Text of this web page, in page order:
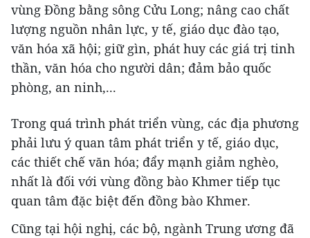
vùng Đồng bằng sông Cửu Long; nâng cao chất
lượng nguồn nhân lực, y tế, giáo dục đào tạo,
văn hóa xã hội; giữ gìn, phát huy các giá trị tinh
thần, văn hóa cho người dân; đảm bảo quốc
phòng, an ninh,...
Trong quá trình phát triển vùng, các địa phương
phải lưu ý quan tâm phát triển y tế, giáo dục,
các thiết chế văn hóa; đẩy mạnh giảm nghèo,
nhất là đối với vùng đồng bào Khmer tiếp tục
quan tâm đặc biệt đến đồng bào Khmer.
Cũng tại hội nghị, các bộ, ngành Trung ương đã